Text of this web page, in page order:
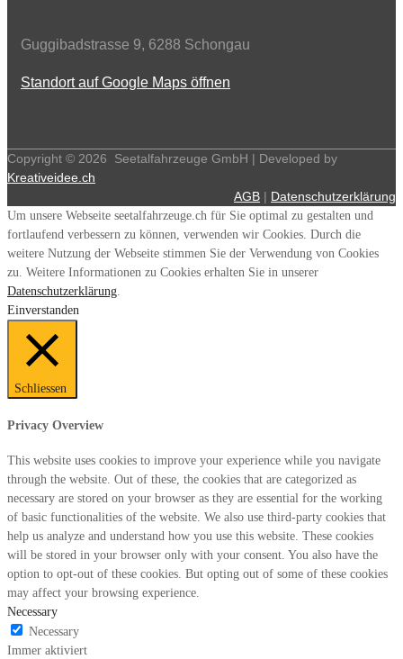
Guggibadstrasse 9, 6288 Schongau
Standort auf Google Maps öffnen
Copyright © 2026
Seetalfahrzeuge GmbH | Developed by
Kreativeidee.ch
AGB | Datenschutzerklärung
Um unsere Webseite seetalfahrzeuge.ch für Sie optimal zu gestalten und
fortlaufend verbessern zu können, verwenden wir Cookies. Durch die
weitere Nutzung der Webseite stimmen Sie der Verwendung von Cookies
zu. Weitere Informationen zu Cookies erhalten Sie in unserer
Datenschutzerklärung.
Einverstanden
Schliessen
Privacy Overview
This website uses cookies to improve your experience while you navigate
through the website. Out of these, the cookies that are categorized as
necessary are stored on your browser as they are essential for the working
of basic functionalities of the website. We also use third-party cookies that
help us analyze and understand how you use this website. These cookies
will be stored in your browser only with your consent. You also have the
option to opt-out of these cookies. But opting out of some of these cookies
may affect your browsing experience.
Necessary
Necessary
Immer aktiviert